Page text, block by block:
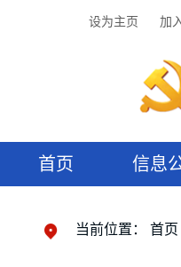
设为主页 加
首页 信息
当前位置： 首页